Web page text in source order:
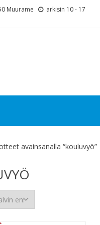
Muurame arkisin 10 - 17
avainsanalla “kouluvyö”